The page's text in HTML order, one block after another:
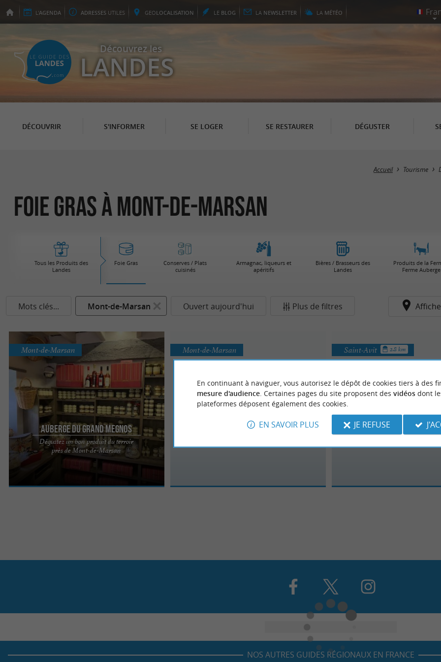
L'AGENDA ADRESSES UTILES GEOLOCALISATION LE BLOG LA NEWSLETTER LA MÉTÉO
Découvrez les
LANDES
DÉCOUVRIR S'INFORMER SE LOGER SE RESTAURER DÉGUSTER
Accueil Tourisme
Foie Gras à Mont-de-Marsan
Tous les Produits des
Landes
Foie Gras
Conserves / Plats
cuisinés
Armagnac, liqueurs et
apéritifs
Bières / Brasseurs des
Landes
Produits de la
Ferme Auberge
Mots clés... Mont-de-Marsan Ouvert aujourd'hui Plus de filtres
Auberge du Grand Megnos
Dégustez un bon produit du terroir
près de Mont-de-Marsan
Mont-de-Marsan
L’Auberge du Grand Menos, un délicieux foie gras
à savourer à Bougue Sillonnez les routes de
campagne ...
Mont-de-Marsan Saint-Avit 2.8 km
NOS AUTRES GUIDES RÉGIONAUX EN FRANCE
En continuant à naviguer, vous autorisez le dépôt de cookies tiers à des
mesure d'audience. Certaines pages du site proposent des vidéosdont
plateformes déposent également des cookies.
EN SAVOIR PLUS JE REFUSE